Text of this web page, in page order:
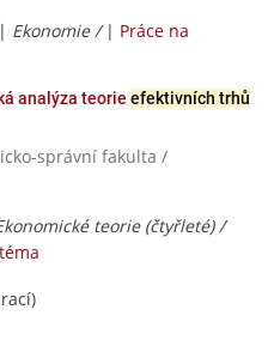
| Ekonomie / | Práce na
analýza teorie efektivních trhů
správní fakulta /
teorie (čtyřleté) /